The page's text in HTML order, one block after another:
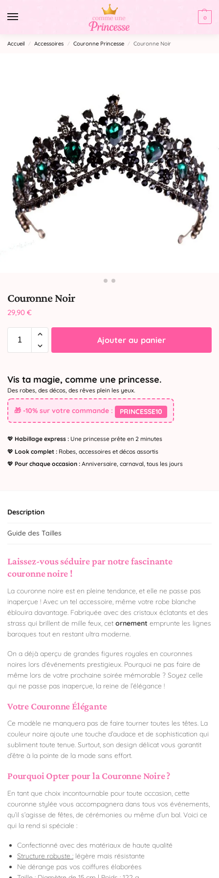
0
Accueil / Accessoires / Couronne Princesse / Couronne Noir
Couronne Noir
29,90 €
Ajouter au panier
Vis ta magie, comme une princesse.
Des robes, des décos, des rêves plein les yeux.
🎁 -10% sur votre commande : PRINCESSE10
💖 Habillage express : Une princesse prête en 2 minutes
💖 Look complet : Robes, accessoires et décos assortis
💖 Pour chaque occasion : Anniversaire, carnaval, tous les jours
Description
Guide des Tailles
Laissez-vous séduire par notre fascinante
couronne noire !
La couronne noire est en pleine tendance, et elle ne passe pas
inaperçue ! Avec un tel accessoire, même votre robe blanche
éblouira davantage. Fabriquée avec des cristaux éclatants et des
strass qui brillent de mille feux, cet ornement emprunte les lignes
baroques tout en restant ultra moderne.
On a déjà aperçu de grandes figures royales en couronnes
noires lors d’événements prestigieux. Pourquoi ne pas faire de
même lors de votre prochaine soirée mémorable ? Soyez celle
qui ne passe pas inaperçue, la reine de l’élégance !
Votre Couronne Élégante
Ce modèle ne manquera pas de faire tourner toutes les têtes. La
couleur noire ajoute une touche d’audace et de sophistication qui
subliment toute tenue. Surtout, son design délicat vous garantit
d’être à la pointe de la mode sans effort.
Pourquoi Opter pour la Couronne Noire ?
En tant que choix incontournable pour toute occasion, cette
couronne stylée vous accompagnera dans tous vos événements,
qu’il s’agisse de fêtes, de cérémonies ou même d’un bal. Voici ce
qui la rend si spéciale :
Confectionné avec des matériaux de haute qualité
Structure robuste : légère mais résistante
Ne dérange pas vos coiffures élaborées